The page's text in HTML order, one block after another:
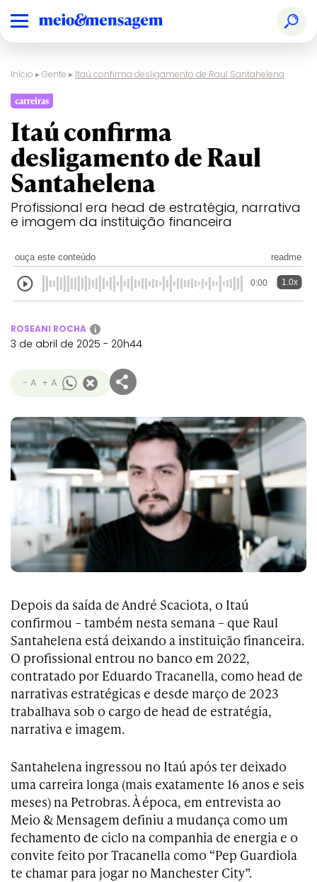
Início ▸Gente ▸ Itaú confirma desligamento de Raul Santahelena
carreiras
Itaú confirma
desligamento de Raul
Santahelena
Profissional era head de estratégia, narrativa
e imagem da instituição financeira
ouça este conteúdo readme
0:00 1.0x
ROSEANI ROCHA i
3 de abril de 2025 - 20h44
- A + A
Depois da saída de André Scaciota, o Itaú
confirmou – também nesta semana – que Raul
Santahelena está deixando a instituição financeira.
O profissional entrou no banco em 2022,
contratado por Eduardo Tracanella, como head de
narrativas estratégicas e desde março de 2023
trabalhava sob o cargo de head de estratégia,
narrativa e imagem.
Santahelena ingressou no Itaú após ter deixado
uma carreira longa (mais exatamente 16 anos e seis
meses) na Petrobras. À época, em entrevista ao
Meio & Mensagem definiu a mudança como um
fechamento de ciclo na companhia de energia e o
convite feito por Tracanella como “Pep Guardiola
te chamar para jogar no Manchester City”.